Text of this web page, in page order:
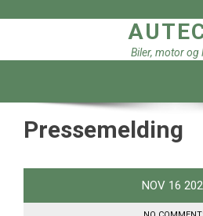
Biler, motor og
Pressemelding
NOV 16